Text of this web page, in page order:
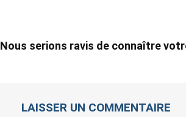
Nous serions ravis de connaître
LAISSER UN COMMENTAIRE